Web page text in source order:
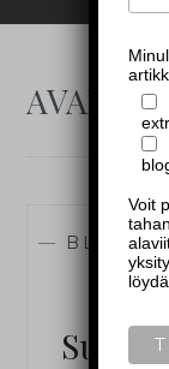
— BLOGI,
Voit